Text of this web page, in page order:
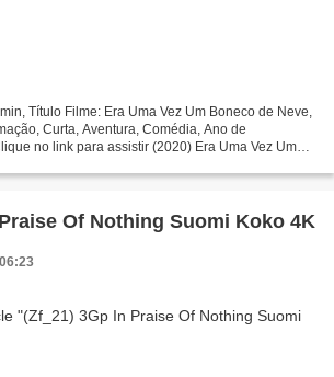
Título Filme: Era Uma Vez Um Boneco de Neve,
Curta, Aventura, Comédia, Ano de
no link para assistir (2020) Era Uma Vez Um
Of Nothing Suomi Koko 4K